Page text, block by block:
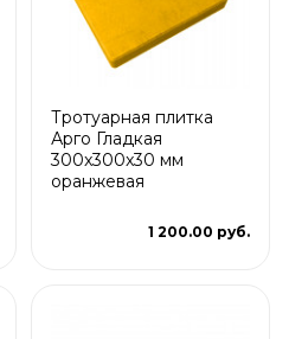
Тротуарная плитка
Арго Гладкая
300x300x30 мм
оранжевая
1 200.00 руб.